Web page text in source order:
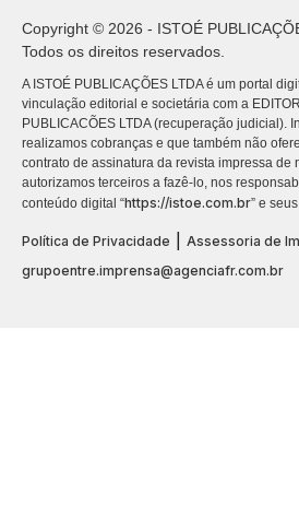
Copyright © 2026 - ISTOÉ
Todos os direitos reservados.
A ISTOÉ PUBLICAÇÕES LTDA é um portal
vinculação editorial e societária com a
PUBLICACÕES LTDA (recuperação judicial).
realizamos cobranças e que também não
contrato de assinatura da revista impressa de
autorizamos terceiros a fazê-lo, nos
conteúdo digital “https://istoe.com.br” e
Política de Privacidade
Assessoria de
grupoentre.imprensa@agenciafr.com.br